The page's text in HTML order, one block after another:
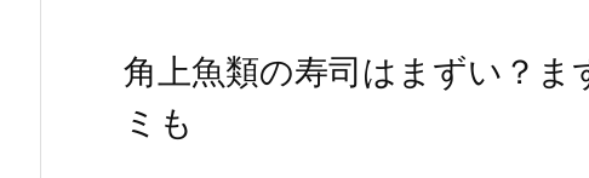
角上魚類の寿司はまずい？ま
ミも